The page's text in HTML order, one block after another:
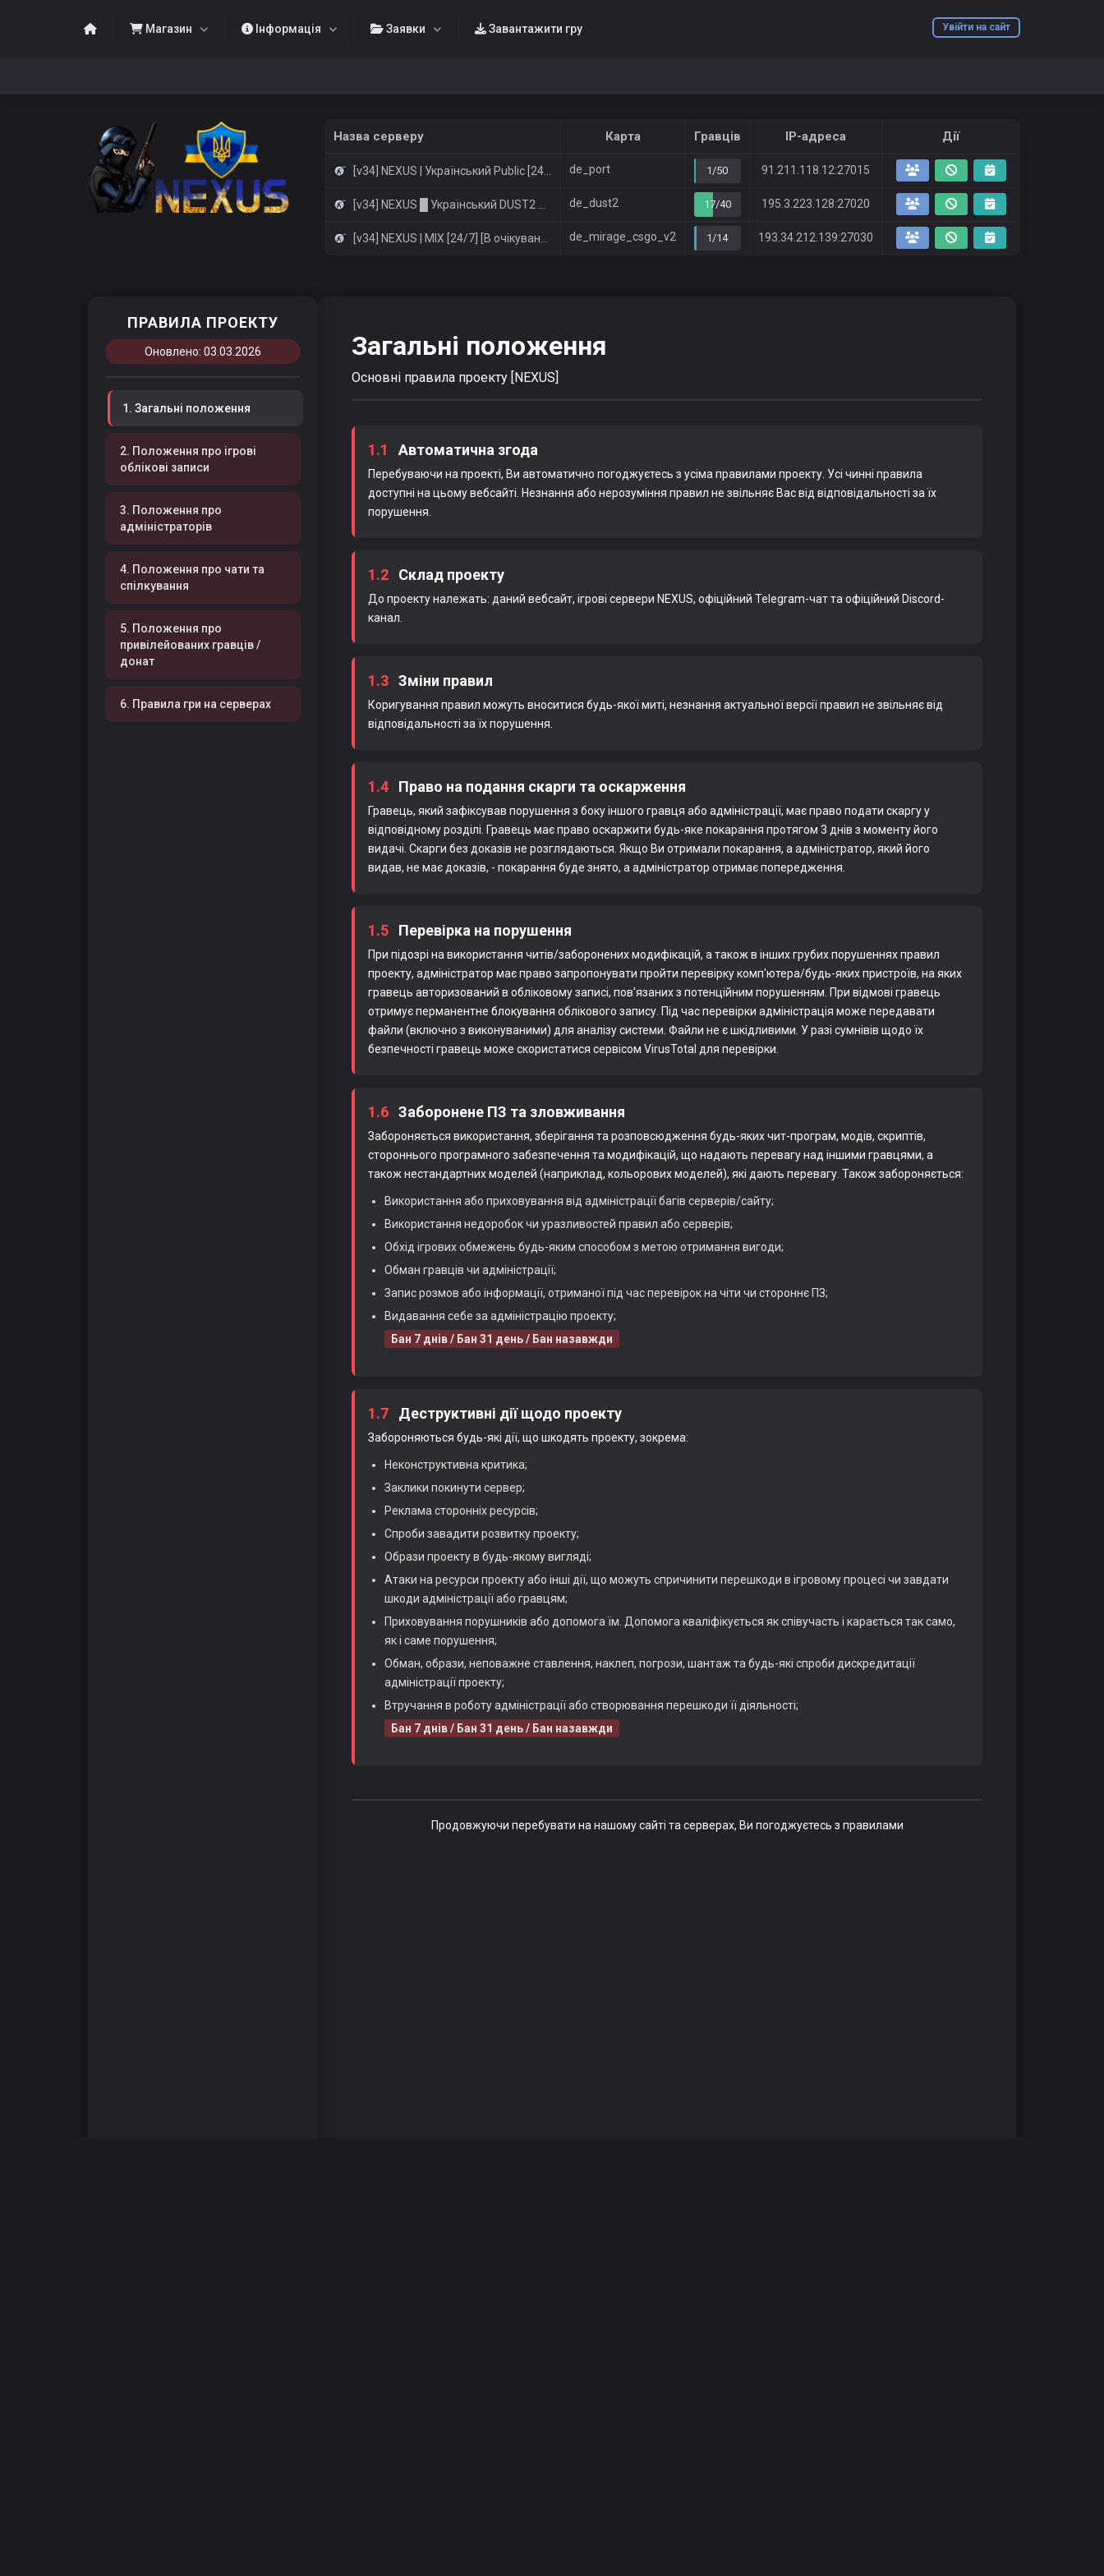
Увійти на сайт
Магазин Інформація Заявки Завантажити гру
Назва серверу Карта Гравців IP-адреса Дії
[v34] NEXUS | Український Public [24/7] de_port 1/50 91.211.118.12:27015
[v34] NEXUS █ Український DUST2 Public █ [24/7] de_dust2 17/40 195.3.223.128:27020
[v34] NEXUS | MIX [24/7] [В очікуванні: 10] de_mirage_csgo_v2 1/14 193.34.212.139:27030
ПРАВИЛА ПРОЕКТУ
Оновлено: 03.03.2026
1. Загальні положення
2. Положення про ігрові
облікові записи
3. Положення про
адміністраторів
4. Положення про чати та
спілкування
5. Положення про
привілейованих гравців /
донат
6. Правила гри на серверах
Загальні положення
Основні правила проекту [NEXUS]
1.1 Автоматична згода
Перебуваючи на проекті, Ви автоматично погоджуєтесь з усіма правилами проекту. Усі чинні правила
доступні на цьому вебсайті. Незнання або нерозуміння правил не звільняє Вас від відповідальності за їх
порушення.
1.2 Склад проекту
До проекту належать: даний вебсайт, ігрові сервери NEXUS, офіційний Telegram-чат та офіційний Discord-
канал.
1.3 Зміни правил
Коригування правил можуть вноситися будь-якої миті, незнання актуальної версії правил не звільняє від
відповідальності за їх порушення.
1.4 Право на подання скарги та оскарження
Гравець, який зафіксував порушення з боку іншого гравця або адміністрації, має право подати скаргу у
відповідному розділі. Гравець має право оскаржити будь-яке покарання протягом 3 днів з моменту його
видачі. Скарги без доказів не розглядаються. Якщо Ви отримали покарання, а адміністратор, який його
видав, не має доказів, - покарання буде знято, а адміністратор отримає попередження.
1.5 Перевірка на порушення
При підозрі на використання читів/заборонених модифікацій, а також в інших грубих порушеннях правил
проекту, адміністратор має право запропонувати пройти перевірку комп'ютера/будь-яких пристроїв, на яких
гравець авторизований в обліковому записі, пов'язаних з потенційним порушенням. При відмові гравець
отримує перманентне блокування облікового запису. Під час перевірки адміністрація може передавати
файли (включно з виконуваними) для аналізу системи. Файли не є шкідливими. У разі сумнівів щодо їх
безпечності гравець може скористатися сервісом VirusTotal для перевірки.
1.6 Заборонене ПЗ та зловживання
Забороняється використання, зберігання та розповсюдження будь-яких чит-програм, модів, скриптів,
стороннього програмного забезпечення та модифікацій, що надають перевагу над іншими гравцями, а
також нестандартних моделей (наприклад, кольорових моделей), які дають перевагу. Також забороняється:
Використання або приховування від адміністрації багів серверів/сайту;
Використання недоробок чи уразливостей правил або серверів;
Обхід ігрових обмежень будь-яким способом з метою отримання вигоди;
Обман гравців чи адміністрації;
Запис розмов або інформації, отриманої під час перевірок на чіти чи стороннє ПЗ;
Видавання себе за адміністрацію проекту;
Бан 7 днів / Бан 31 день / Бан назавжди
1.7 Деструктивні дії щодо проекту
Забороняються будь-які дії, що шкодять проекту, зокрема:
Неконструктивна критика;
Заклики покинути сервер;
Реклама сторонніх ресурсів;
Спроби завадити розвитку проекту;
Образи проекту в будь-якому вигляді;
Атаки на ресурси проекту або інші дії, що можуть спричинити перешкоди в ігровому процесі чи завдати
шкоди адміністрації або гравцям;
Приховування порушників або допомога їм. Допомога кваліфікується як співучасть і карається так само,
як і саме порушення;
Обман, образи, неповажне ставлення, наклеп, погрози, шантаж та будь-які спроби дискредитації
адміністрації проекту;
Втручання в роботу адміністрації або створювання перешкоди її діяльності;
Бан 7 днів / Бан 31 день / Бан назавжди
Продовжуючи перебувати на нашому сайті та серверах, Ви погоджуєтесь з правилами